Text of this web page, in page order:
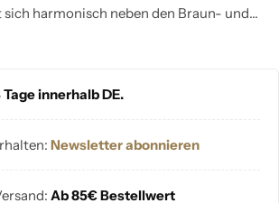
harmonisch neben den Braun- und
ein.
Tage innerhalb DE.
Newsletter abonnieren
Ab 85€ Bestellwert